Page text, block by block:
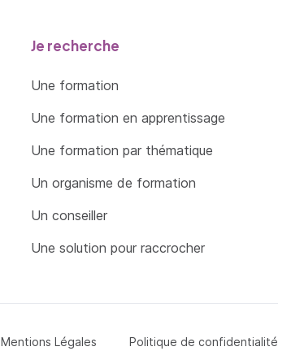
Je recherche
Une formation
Une formation en apprentissage
Une formation par thématique
Un organisme de formation
Un conseiller
Une solution pour raccrocher
Menu Pied de page
Mentions Légales Politique de confidentialité